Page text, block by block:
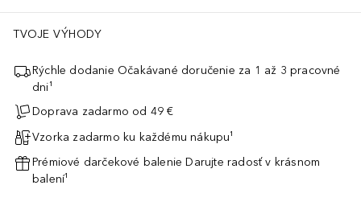
TVOJE VÝHODY
Rýchle dodanie Očakávané doručenie za 1 až 3 pracovné
dni¹
Doprava zadarmo od 49 €
Vzorka zadarmo ku každému nákupu¹
Prémiové darčekové balenie Darujte radosť v krásnom
balení¹